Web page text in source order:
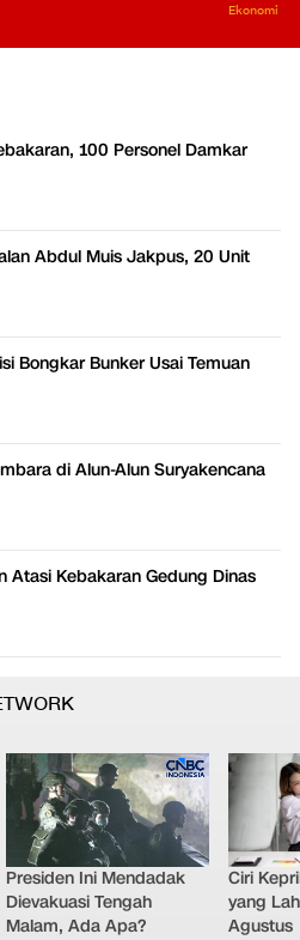
Ekonomi
100 Personel Damkar
Abdul Muis Jakpus, 20 Unit
Bongkar Bunker Usai Temuan
di Alun-Alun Suryakencana
Atasi Kebakaran Gedung Dinas
Presiden Ini Mendadak
Dievakuasi Tengah
Malam, Ada Apa?
Ciri
yang
Agustus